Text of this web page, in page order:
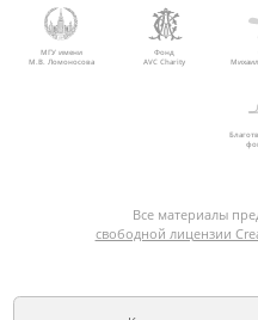
МГУ имени
М.В. Ломоносова
Фонд
AVC Charity
Все материалы
свободной лицензии